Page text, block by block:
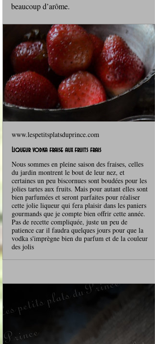
beaucoup d’arôme.
www.lespetitsplatsduprince.com
Liqueur vodka fraise aux fruits frais
Nous sommes en pleine saison des fraises, celles
du jardin montrent le bout de leur nez, et
certaines un peu biscornues sont boudées pour les
jolies tartes aux fruits. Mais pour autant elles sont
bien parfumées et seront parfaites pour réaliser
cette jolie liqueur qui fera plaisir dans les paniers
gourmands que je compte bien offrir cette année.
Pas de recette compliquée, juste un peu de
patience car il faudra quelques jours pour que la
vodka s'imprègne bien du parfum et de la couleur
des jolis